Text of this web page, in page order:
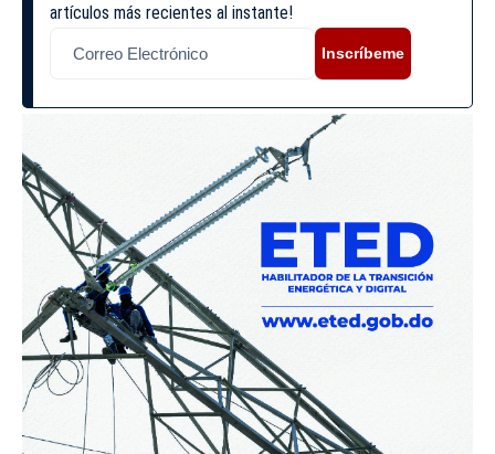
artículos más recientes al instante!
Inscríbeme